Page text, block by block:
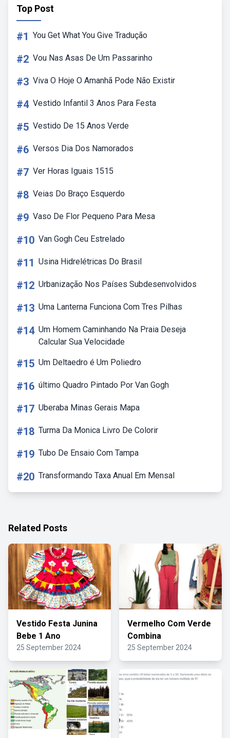
Top Post
#1 You Get What You Give Tradução
#2 Vou Nas Asas De Um Passarinho
#3 Viva O Hoje O Amanhã Pode Não Existir
#4 Vestido Infantil 3 Anos Para Festa
#5 Vestido De 15 Anos Verde
#6 Versos Dia Dos Namorados
#7 Ver Horas Iguais 1515
#8 Veias Do Braço Esquerdo
#9 Vaso De Flor Pequeno Para Mesa
#10 Van Gogh Ceu Estrelado
#11 Usina Hidrelétricas Do Brasil
#12 Urbanização Nos Países Subdesenvolvidos
#13 Uma Lanterna Funciona Com Tres Pilhas
#14 Um Homem Caminhando Na Praia Deseja
Calcular Sua Velocidade
#15 Um Deltaedro é Um Poliedro
#16 último Quadro Pintado Por Van Gogh
#17 Uberaba Minas Gerais Mapa
#18 Turma Da Monica Livro De Colorir
#19 Tubo De Ensaio Com Tampa
#20 Transformando Taxa Anual Em Mensal
Related Posts
Vestido Festa Junina
Bebe 1 Ano
25 September 2024
Vermelho Com Verde
Combina
25 September 2024